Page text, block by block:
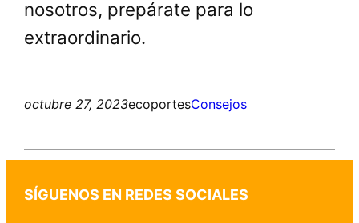
nosotros, prepárate para lo
extraordinario.
octubre 27, 2023ecoportesConsejos
SÍGUENOS EN REDES SOCIALES